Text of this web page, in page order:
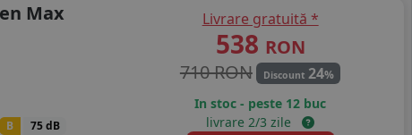
Max
B 75 dB
Livrare gratuită *
538 RON
710 RON
Discount 24%
In stoc - peste 12 buc
livrare 2/3 zile